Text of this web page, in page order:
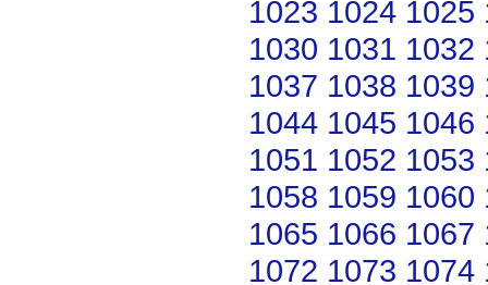
1023 1024 1025
1030 1031 1032
1037 1038 1039
1044 1045 1046
1051 1052 1053
1058 1059 1060
1065 1066 1067
1072 1073 1074